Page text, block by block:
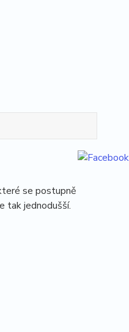
se postupně
tak jednodušší.